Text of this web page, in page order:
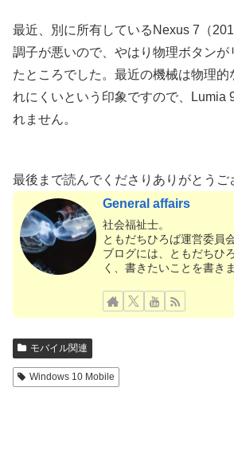
最近、別に所有しているNexus 7（
調子が悪いので、やはり物理ボタンが
たところでした。最近の機械は物理
れにくいという印象ですので、Lumia
れません。
最後まで読んでくださりありがとうご
General affairs
社会福祉士。
ともだちひろば運営委員
ブログには、ともだちひ
く、書きたいことを書き
モバイル関連
Windows 10 Mobile